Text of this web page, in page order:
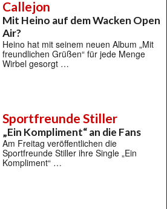
Callejon
Mit Heino auf dem Wacken Open
Air?
Heino hat mit seinem neuen Album „Mit
freundlichen Grüßen“ für jede Menge
Wirbel gesorgt …
Sportfreunde Stiller
„Ein Kompliment“ an die Fans
Am Freitag veröffentlichen die
Sportfreunde Stiller ihre Single „Ein
Kompliment“ …